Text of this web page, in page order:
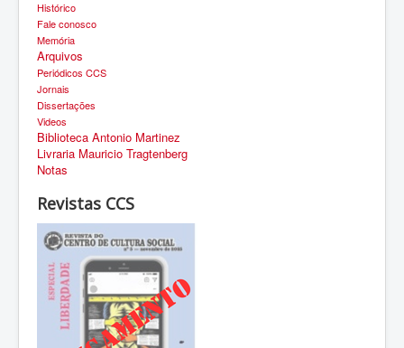
Histórico
Fale conosco
Memória
Arquivos
Periódicos CCS
Jornais
Dissertações
Videos
Biblioteca Antonio Martinez
Livraria Mauricio Tragtenberg
Notas
Revistas CCS